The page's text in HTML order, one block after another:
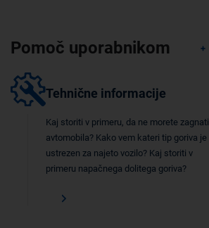
Pomoč uporabnikom
Tehnične informacije
Kaj storiti v primeru, da ne morete zagnati
avtomobila? Kako vem kateri tip goriva je
ustrezen za najeto vozilo? Kaj storiti v
primeru napačnega dolitega goriva?